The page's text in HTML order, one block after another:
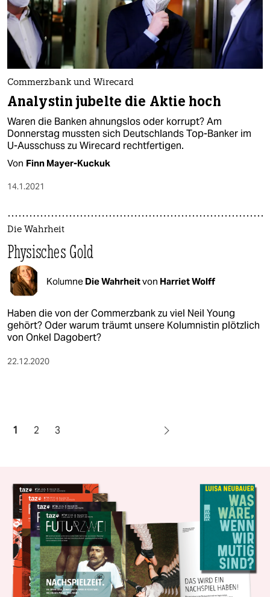
Commerzbank und Wirecard
Analystin jubelte die Aktie hoch
Waren die Banken ahnungslos oder korrupt? Am
Donnerstag mussten sich Deutschlands Top-Banker im
U-Ausschuss zu Wirecard rechtfertigen.
Von Finn Mayer-Kuckuk
14.1.2021
Die Wahrheit
Physisches Gold
Kolumne Die Wahrheitvon Harriet Wolff
Haben die von der Commerzbank zu viel Neil Young
gehört? Oder warum träumt unsere Kolumnistin plötzlich
von Onkel Dagobert?
22.12.2020
1 2 3